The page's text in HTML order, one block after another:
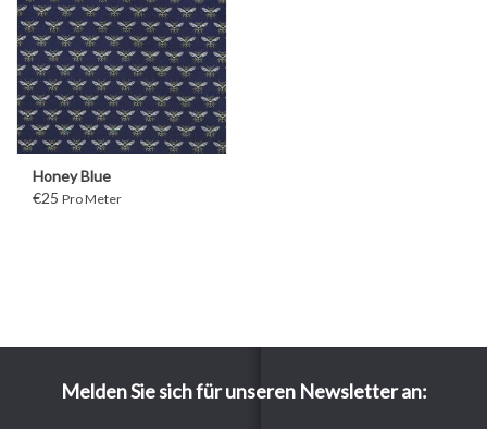
Honey Blue
€25 Pro Meter
Melden Sie sich für unseren Newsletter an: